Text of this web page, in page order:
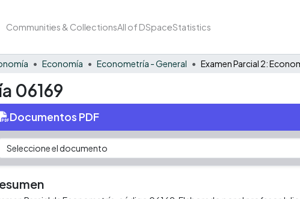
Communities & CollectionsAll of DSpaceStatistics
Economía Econometría - General
06169
Documentos PDF